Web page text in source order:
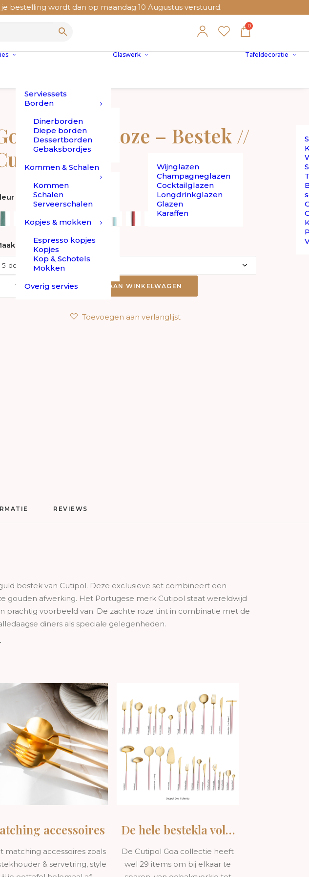
wordt dan op maandag 10 Augustus verstuurd.
Serviessets
Borden
Dinerborden
Diepe borden
Dessertborden
Gebaksbordjes
Kommen & Schalen
Kommen
Schalen
Serveerschalen
Kopjes & mokken
Espresso kopjes
Kopjes
Kop & Schotels
Mokken
Overig servies
Glaswerk
Wijnglazen
Champagneglazen
Cocktailglazen
Longdrinkglazen
Glazen
Karaffen
Tafeldecoratie
– Goud/Roze – Bestek //
je keuze:
TOEVOEGEN AAN WINKELWAGEN
Toevoegen aan verlanglijst
REVIEWS
bestek van Cutipol. Deze exclusieve set combineert een
afwerking. Het Portugese merk Cutipol staat wereldwijd
prachtig voorbeeld van. De zachte roze tint in combinatie met de
diners als speciale gelegenheden.
roze kleur, gecombineerd met de warme gloed van 24-karaat
hoger niveau tilt.
24-karaat goud. Dit zorgt niet alleen voor een exclusieve look,
een perfect uitgebalanceerd gewicht, wat zorgt voor een
uit de vaatwasser om vliegroest te voorkomen.
tot uitgebreide dinersets. Elke set bevat essentiële stukken zoals
bij jouw tafelsetting past.
accessoires
matching accessoires zoals
& servetring, style
De hele bestekla vol…
De Cutipol Goa collectie heeft
wel 29 items om bij elkaar te